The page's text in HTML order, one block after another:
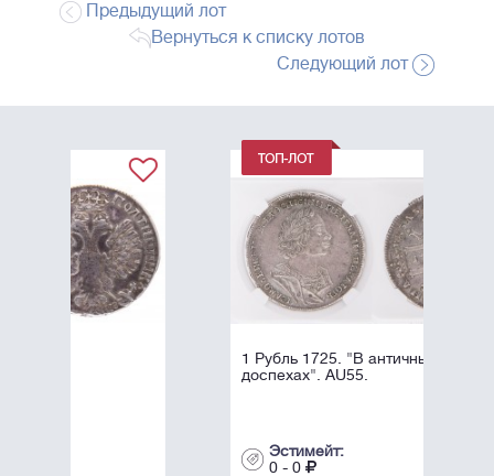
Предыдущий лот
Вернуться к списку лотов
Следующий лот
1 Рубль 1725. "В античных
доспехах". AU55.